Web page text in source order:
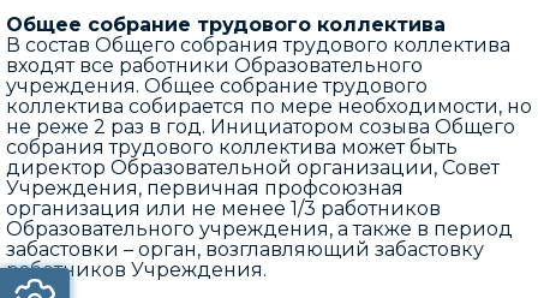
Общее собрание трудового коллектива
В состав Общего собрания трудового коллектива
входят все работники Образовательного
учреждения. Общее собрание трудового
коллектива собирается по мере необходимости, но
не реже 2 раз в год. Инициатором созыва Общего
собрания трудового коллектива может быть
директор Образовательной организации, Совет
Учреждения, первичная профсоюзная
организация или не менее 1/3 работников
Образовательного учреждения, а также в период
забастовки – орган, возглавляющий забастовку
работников Учреждения.